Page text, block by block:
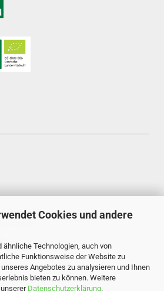
Cookies und andere
ähnliche Technologien, auch von
Funktionsweise der Website zu
Angebotes zu analysieren und Ihnen
bieten zu können. Weitere
Datenschutzerklärung.